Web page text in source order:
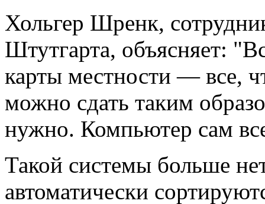
Хольгер Шренк,
Штутгарта, объясняет:
карты местности — все,
можно сдать таким
нужно. Компьютер сам
Такой системы больше
автоматически